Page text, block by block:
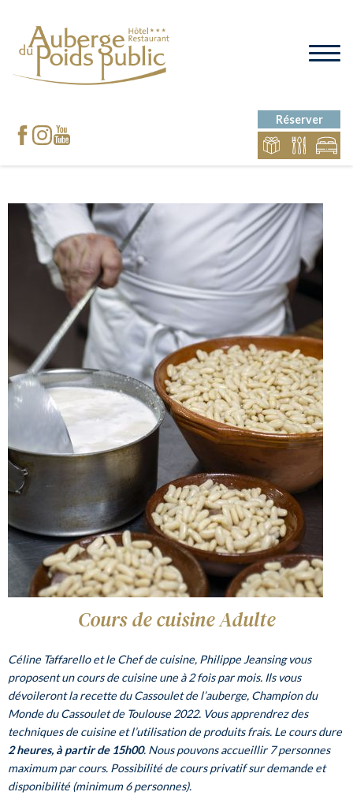
Réserver
Cours de cuisine Adulte
Céline Taffarello et le Chef de cuisine, Philippe Jeansing vous
proposent un cours de cuisine une à 2 fois par mois. Ils vous
dévoileront la recette du Cassoulet de l’auberge, Champion du
Monde du Cassoulet de Toulouse 2022. Vous apprendrez des
techniques de cuisine et l’utilisation de produits frais. Le cours dure
2 heures, à partir de 15h00. Nous pouvons accueillir 7 personnes
maximum par cours. Possibilité de cours privatif sur demande et
disponibilité (minimum 6 personnes).